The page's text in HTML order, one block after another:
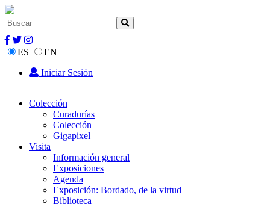
ES
EN
Iniciar Sesión
Colección
Curadurías
Colección
Gigapixel
Visita
Información general
Exposiciones
Agenda
Exposición: Bordado, de la virtud
Biblioteca